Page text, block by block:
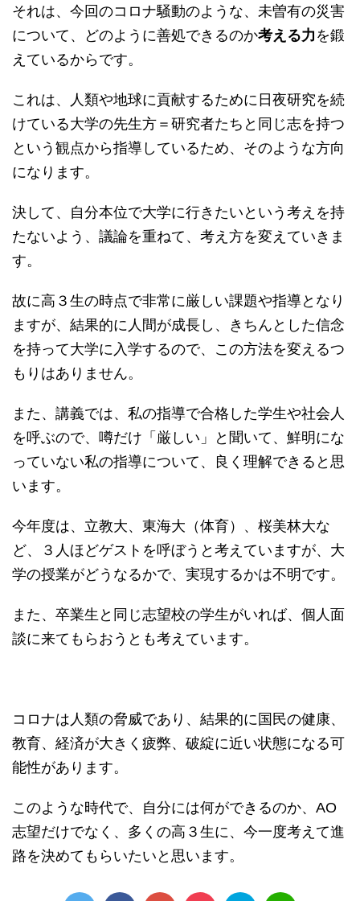
それは、今回のコロナ騒動のような、未曽有の災害
について、どのように善処できるのか考える力 を鍛
えているからです。
これは、人類や地球に貢献するために日夜研究を続
けている大学の先生方＝研究者たちと同じ志を持つ
という観点から指導しているため、そのような方向
になります。
決して、自分本位で大学に行きたいという考えを持
たないよう、議論を重ねて、考え方を変えていきま
す。
故に高３生の時点で非常に厳しい課題や指導となり
ますが、結果的に人間が成長し、きちんとした信念
を持って大学に入学するので、この方法を変えるつ
もりはありません。
また、講義では、私の指導で合格した学生や社会人
を呼ぶので、噂だけ「厳しい」と聞いて、鮮明にな
っていない私の指導について、良く理解できると思
います。
今年度は、立教大、東海大（体育）、桜美林大な
ど、３人ほどゲストを呼ぼうと考えていますが、大
学の授業がどうなるかで、実現するかは不明です。
また、卒業生と同じ志望校の学生がいれば、個人面
談に来てもらおうとも考えています。
コロナは人類の脅威であり、結果的に国民の健康、
教育、経済が大きく疲弊、破綻に近い状態になる可
能性があります。
このような時代で、自分には何ができるのか、AO
志望だけでなく、多くの高３生に、今一度考えて進
路を決めてもらいたいと思います。